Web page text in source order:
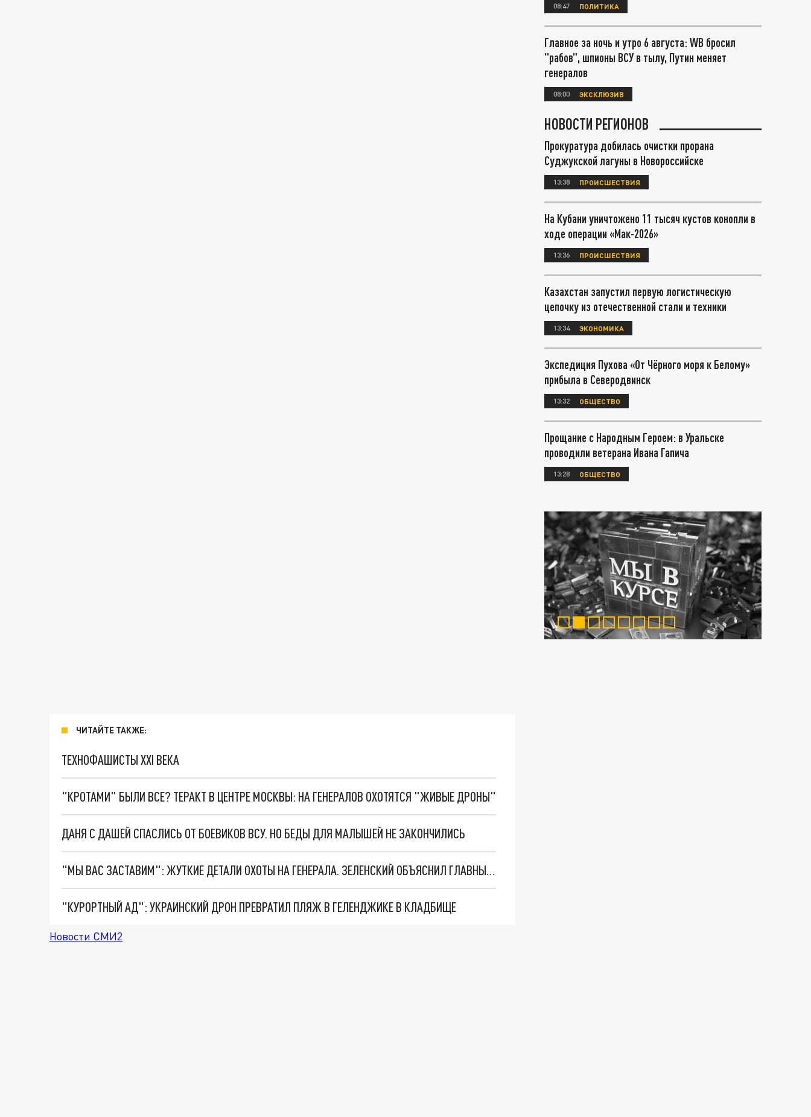
ЧИТАЙТЕ ТАКЖЕ:
ТЕХНОФАШИСТЫ XXI ВЕКА
"КРОТАМИ" БЫЛИ ВСЕ? ТЕРАКТ В ЦЕНТРЕ МОСКВЫ: НА ГЕНЕРАЛОВ ОХОТЯТСЯ "ЖИВЫЕ ДРОНЫ"
ДАНЯ С ДАШЕЙ СПАСЛИСЬ ОТ БОЕВИКОВ ВСУ. НО БЕДЫ ДЛЯ МАЛЫШЕЙ НЕ ЗАКОНЧИЛИСЬ
"МЫ ВАС ЗАСТАВИМ": ЖУТКИЕ ДЕТАЛИ ОХОТЫ НА ГЕНЕРАЛА. ЗЕЛЕНСКИЙ ОБЪЯСНИЛ ГЛАВНЫЙ СМЫСЛ ТЕРАКТА В ЦЕНТРЕ МОСКВЫ
"КУРОРТНЫЙ АД": УКРАИНСКИЙ ДРОН ПРЕВРАТИЛ ПЛЯЖ В ГЕЛЕНДЖИКЕ В КЛАДБИЩЕ
Новости СМИ2
08:47 ПОЛИТИКА
Главное за ночь и утро 6 августа: WB бросил
"рабов", шпионы ВСУ в тылу, Путин меняет
генералов
08:00 ЭКСКЛЮЗИВ
НОВОСТИ РЕГИОНОВ
Прокуратура добилась очистки прорана
Суджукской лагуны в Новороссийске
13:38 ПРОИСШЕСТВИЯ
На Кубани уничтожено 11 тысяч кустов конопли в
ходе операции «Мак-2026»
13:36 ПРОИСШЕСТВИЯ
Казахстан запустил первую логистическую
цепочку из отечественной стали и техники
13:34 ЭКОНОМИКА
Экспедиция Пухова «От Чёрного моря к Белому»
прибыла в Северодвинск
13:32 ОБЩЕСТВО
Прощание с Народным Героем: в Уральске
проводили ветерана Ивана Гапича
13:28 ОБЩЕСТВО